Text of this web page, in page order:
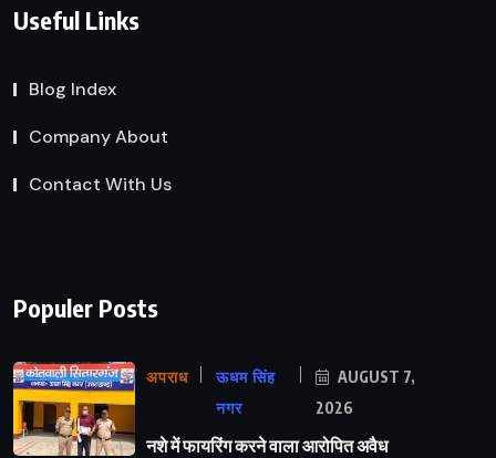
Useful Links
Blog Index
Company About
Contact With Us
Populer Posts
अपराध
ऊधम सिंह
नगर
AUGUST 7,
2026
नशे में फायरिंग करने वाला आरोपित अवैध